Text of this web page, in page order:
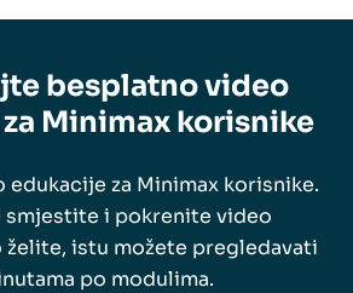
besplatno video
Minimax korisnike
edukacije za Minimax korisnike.
smjestite i pokrenite video
želite, istu možete pregledavati
po modulima.